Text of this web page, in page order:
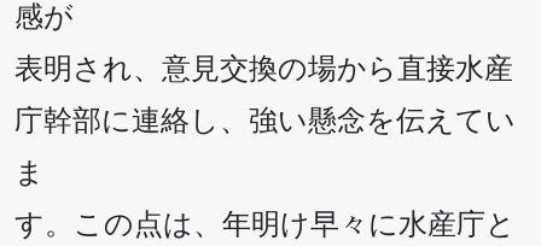
感が
表明され、意見交換の場から直接水産
庁幹部に連絡し、強い懸念を伝えてい
ま
す。この点は、年明け早々に水産庁と